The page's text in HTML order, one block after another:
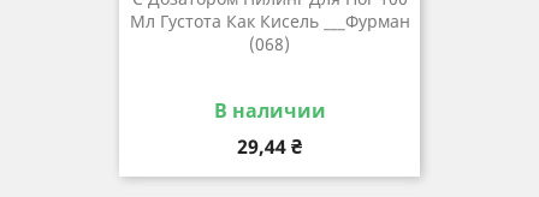
Мл Густота Как Кисель ___Фурман
(068)
В наличии
Цена
29,44 ₴